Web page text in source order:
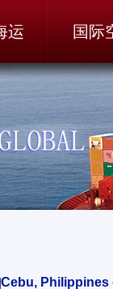
运 国际
Cebu, Philippines